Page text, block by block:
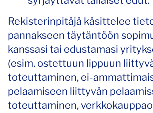
Rekisterinpitäjä käsittelee
pannakseen täytäntöön
kanssasi tai edustamasi
(esim. ostettuun lippuun
toteuttaminen, ei-
pelaamiseen liittyvän
toteuttaminen,